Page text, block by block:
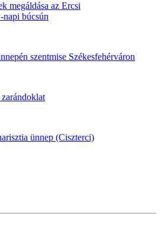
megáldása az Ercsi
napi búcsún
szentmise Székesfehérváron
ünnep (Ciszterci)